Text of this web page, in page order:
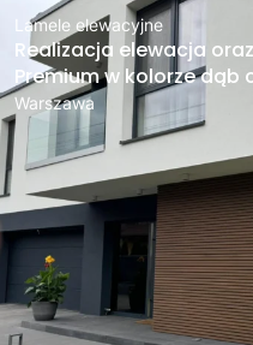
Lamele elewacyjne
Realizacja elewacja
Premium w kolorze dąb
Warszawa